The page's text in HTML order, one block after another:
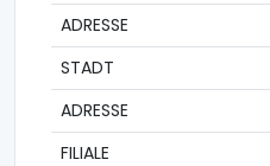
ADRESSE
STADT
ADRESSE
FILIALE